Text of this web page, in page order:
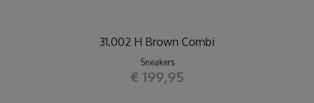
31.002 H Brown Combi
Sneakers
€ 199,95